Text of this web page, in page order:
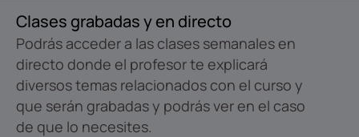
Clases grabadas y en directo
Podrás acceder a las clases semanales en
directo donde el profesor te explicará
diversos temas relacionados con el curso y
que serán grabadas y podrás ver en el caso
de que lo necesites.